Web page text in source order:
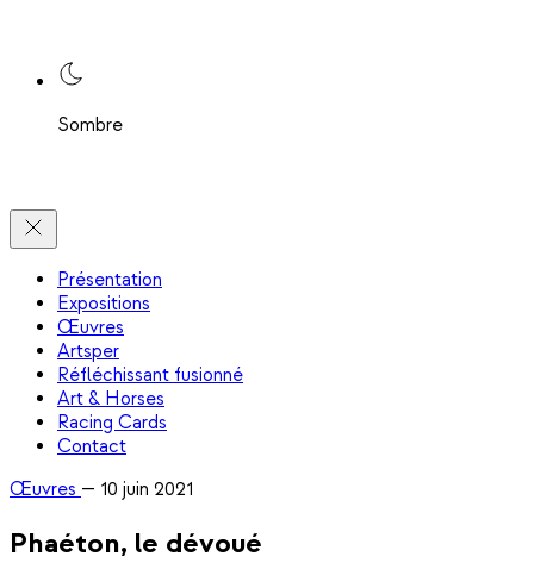
Sombre
Présentation
Expositions
Œuvres
Artsper
Réfléchissant fusionné
Art & Horses
Racing Cards
Contact
Œuvres — 10 juin 2021
Phaéton, le dévoué